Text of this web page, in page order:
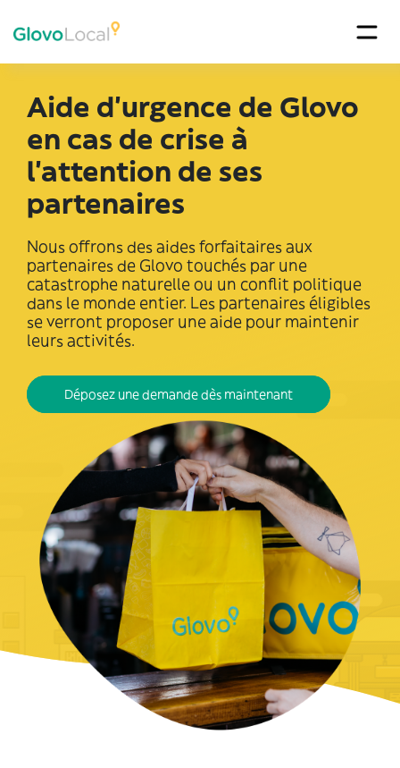
Aide d’urgence de Glovo
en cas de crise à
l’attention de ses
partenaires
Nous offrons des aides forfaitaires aux
partenaires de Glovo touchés par une
catastrophe naturelle ou un conflit politique
dans le monde entier. Les partenaires éligibles
se verront proposer une aide pour maintenir
leurs activités.
Déposez une demande dès maintenant